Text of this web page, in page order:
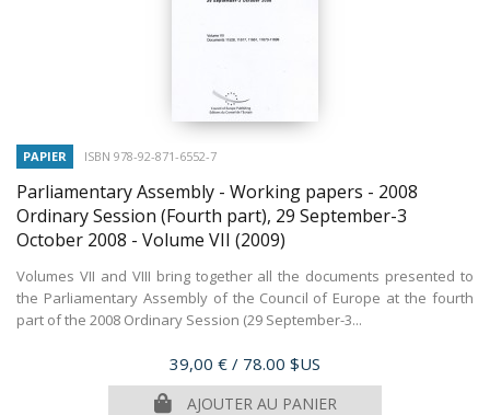
PAPIER ISBN 978-92-871-6552-7
Parliamentary Assembly - Working papers - 2008
Ordinary Session (Fourth part), 29 September-3
October 2008 - Volume VII (2009)
Volumes VII and VIII bring together all the documents presented to
the Parliamentary Assembly of the Council of Europe at the fourth
part of the 2008 Ordinary Session (29 September-3...
Prix
39,00 € / 78.00 $US
AJOUTER AU PANIER